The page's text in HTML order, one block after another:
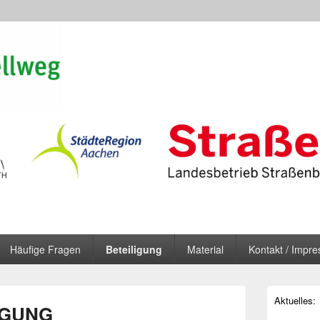
Euregio (RS4)
Häufige Fragen Beteiligung Material Kontakt /
Seitenleisten-
Aktuelles: